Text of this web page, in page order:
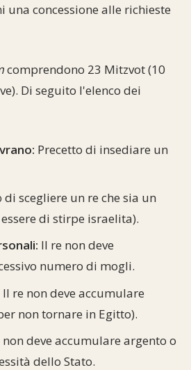
Scambio di link
concessione alle richieste
comprendono 23 Mitzvot (10
Di seguito l'elenco dei
Precetto di insediare un
di scegliere un re che sia un
di stirpe israelita).
Il re non deve
numero di mogli.
Il re non deve accumulare
non tornare in Egitto).
non deve accumulare argento o
dello Stato.